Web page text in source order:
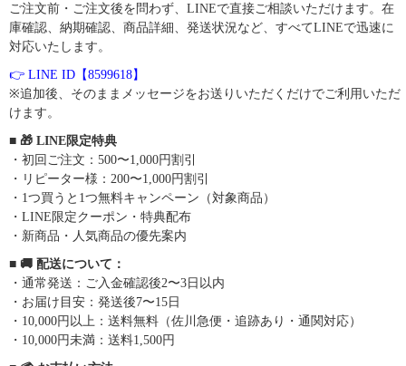
ご注文前・ご注文後を問わず、LINEで直接ご相談いただけます。在
庫確認、納期確認、商品詳細、発送状況など、すべてLINEで迅速に
対応いたします。
👉 LINE ID【8599618】
※追加後、そのままメッセージをお送りいただくだけでご利用いただ
けます。
■ 🎁 LINE限定特典
・初回ご注文：500〜1,000円割引
・リピーター様：200〜1,000円割引
・1つ買うと1つ無料キャンペーン（対象商品）
・LINE限定クーポン・特典配布
・新商品・人気商品の優先案内
■ 🚚 配送について：
・通常発送：ご入金確認後2〜3日以内
・お届け目安：発送後7〜15日
・10,000円以上：送料無料（佐川急便・追跡あり・通関対応）
・10,000円未満：送料1,500円